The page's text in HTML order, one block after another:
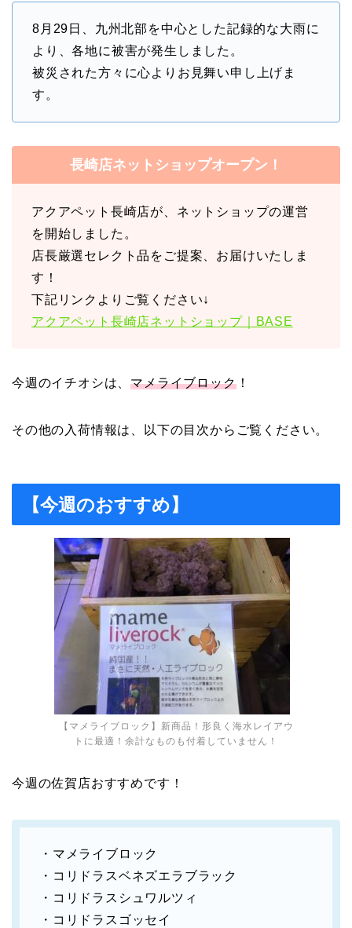
8月29日、九州北部を中心とした記録的な大雨に
より、各地に被害が発生しました。
被災された方々に心よりお見舞い申し上げま
す。
長崎店ネットショップオープン！
アクアペット長崎店が、ネットショップの運営
を開始しました。
店長厳選セレクト品をご提案、お届けいたしま
す！
下記リンクよりご覧ください↓
アクアペット長崎店ネットショップ｜BASE
今週のイチオシは、マメライブロック！
その他の入荷情報は、以下の目次からご覧ください。
【今週のおすすめ】
【マメライブロック】新商品！形良く海水レイアウ
トに最適！余計なものも付着していません！
今週の佐賀店おすすめです！
・マメライブロック
・コリドラスベネズエラブラック
・コリドラスシュワルツィ
・コリドラスゴッセイ